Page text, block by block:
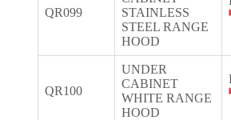
QR099
STAINLESS
STEEL RANGE
HOOD
QR100
UNDER
CABINET
WHITE RANGE
HOOD